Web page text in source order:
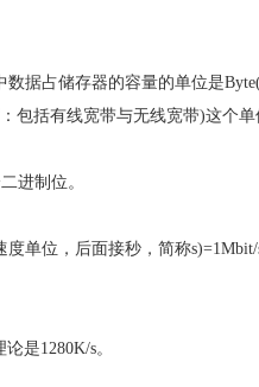
数据占储存器的容量的单位是
包括有线宽带与无线宽带)这个单
进制位。
单位，后面接秒，简称
是1280K/s。